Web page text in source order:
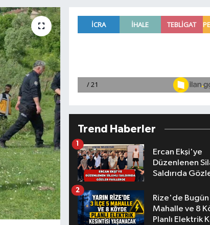
Trend Haberler
Ercan Ekşi'ye
Düzenlenen
Saldırıda
1
Rize'de Bugün
Mahalle ve 8
Planlı Elektrik
2